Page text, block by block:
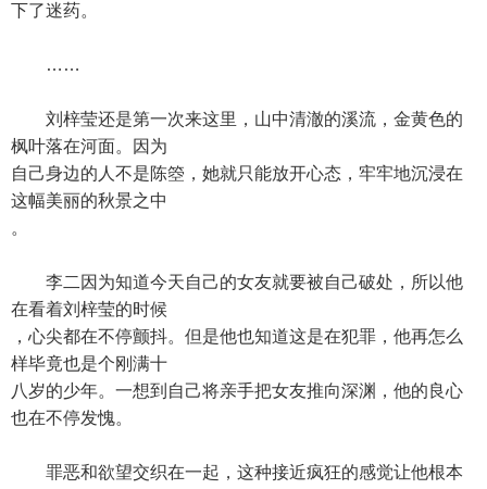
下了迷药。
……
刘梓莹还是第一次来这里，山中清澈的溪流，金黄色的
枫叶落在河面。因为
自己身边的人不是陈箜，她就只能放开心态，牢牢地沉浸在
这幅美丽的秋景之中
。
李二因为知道今天自己的女友就要被自己破处，所以他
在看着刘梓莹的时候
，心尖都在不停颤抖。但是他也知道这是在犯罪，他再怎么
样毕竟也是个刚满十
八岁的少年。一想到自己将亲手把女友推向深渊，他的良心
也在不停发愧。
罪恶和欲望交织在一起，这种接近疯狂的感觉让他根本